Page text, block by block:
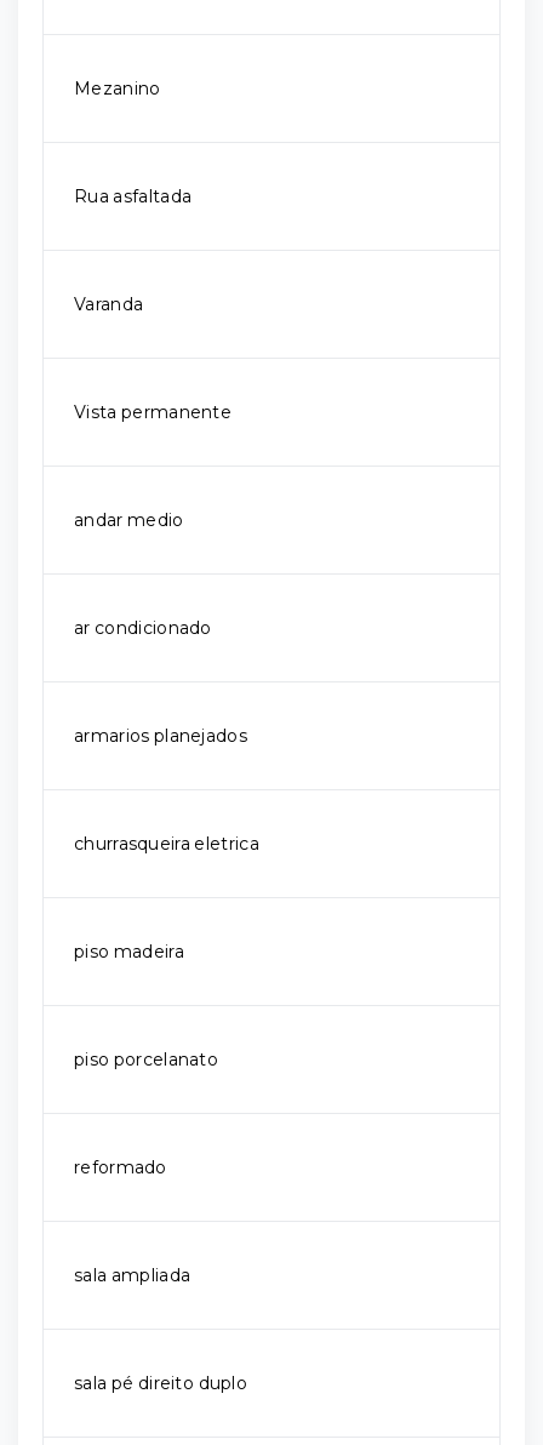
Mezanino
Rua asfaltada
Varanda
Vista permanente
andar medio
ar condicionado
armarios planejados
churrasqueira eletrica
piso madeira
piso porcelanato
reformado
sala ampliada
sala pé direito duplo